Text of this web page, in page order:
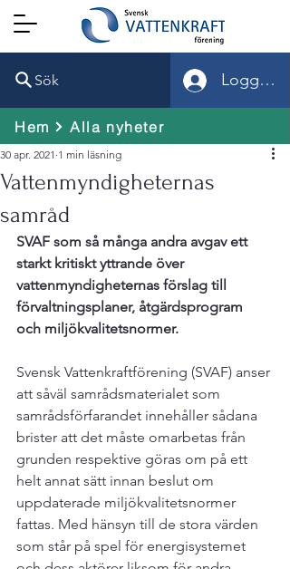
Sök Logga in
Hem Alla nyheter
Vattenmyndigheternas
samråd
30 apr. 2021 1 min läsning
SVAF som så många andra avgav ett
starkt kritiskt yttrande över
vattenmyndigheternas förslag till
förvaltningsplaner, åtgärdsprogram
och miljökvalitetsnormer.
Svensk Vattenkraftförening (SVAF) anser
att såväl samrådsmaterialet som
samrådsförfarandet innehåller sådana
brister att det måste omarbetas från
grunden respektive göras om på ett
helt annat sätt innan beslut om
uppdaterade miljökvalitetsnormer
fattas. Med hänsyn till de stora värden
som står på spel för energisystemet